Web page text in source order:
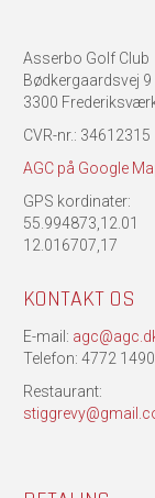
Asserbo Golf Club
Bødkergaardsvej 9
3300
CVR-nr.: 34612315
AGC på Google
GPS kordinater:
55.994873,12.01
12.016707,17
KONTAKT OS
E-mail:
Telefon: 4772 1490
Restaurant: